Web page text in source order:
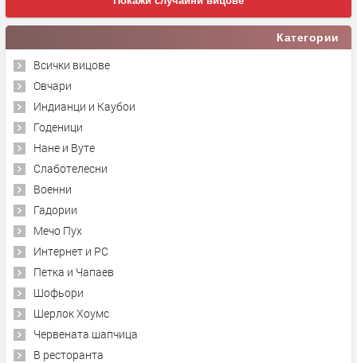
Категории
Всички вицове
Овчари
Индианци и Каубои
Годеници
Нане и Вуте
Слаботелесни
Военни
Гадории
Мечо Пух
Интернет и PC
Петка и Чапаев
Шофьори
Шерлок Хоумс
Червената шапчица
В ресторанта